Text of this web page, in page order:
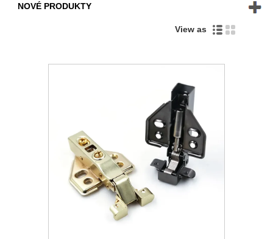
NOVÉ PRODUKTY
View as